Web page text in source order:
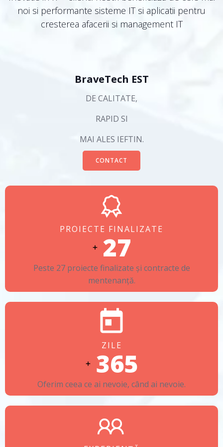
noi si performante sisteme IT si aplicatii pentru
cresterea afacerii si management IT
BraveTech EST
DE CALITATE,
RAPID SI
MAI ALES IEFTIN.
CONTACT
PROIECTE FINALIZATE
27
Peste 27 proiecte finalizate și contracte de
mentenanță.
ZILE
365
Oferim ceea ce ai nevoie, când ai nevoie.